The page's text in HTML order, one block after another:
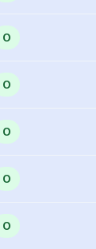
0
0
0
0
0